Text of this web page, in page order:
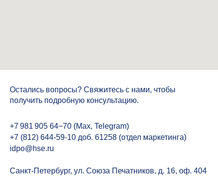
Остались вопросы? Свяжитесь с нами, чтобы
получить подробную консультацию.
+7 981 905 64−70 (Max, Telegram)
+7 (812) 644-59-10 доб. 61258 (отдел маркетинга)
idpo@hse.ru
Санкт-Петербург, ул. Союза Печатников, д. 16, оф. 404